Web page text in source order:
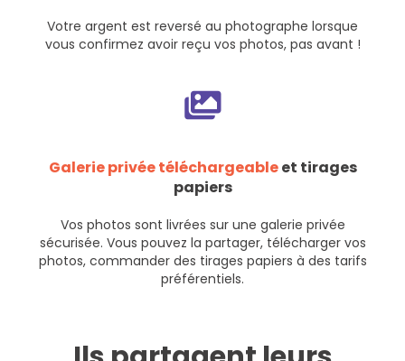
Votre argent est reversé au photographe lorsque
vous confirmez avoir reçu vos photos, pas avant !
Galerie privée téléchargeableet tirages
papiers
Vos photos sont livrées sur une galerie privée
sécurisée. Vous pouvez la partager, télécharger vos
photos, commander des tirages papiers à des tarifs
préférentiels.